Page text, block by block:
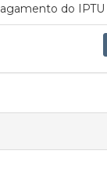
do